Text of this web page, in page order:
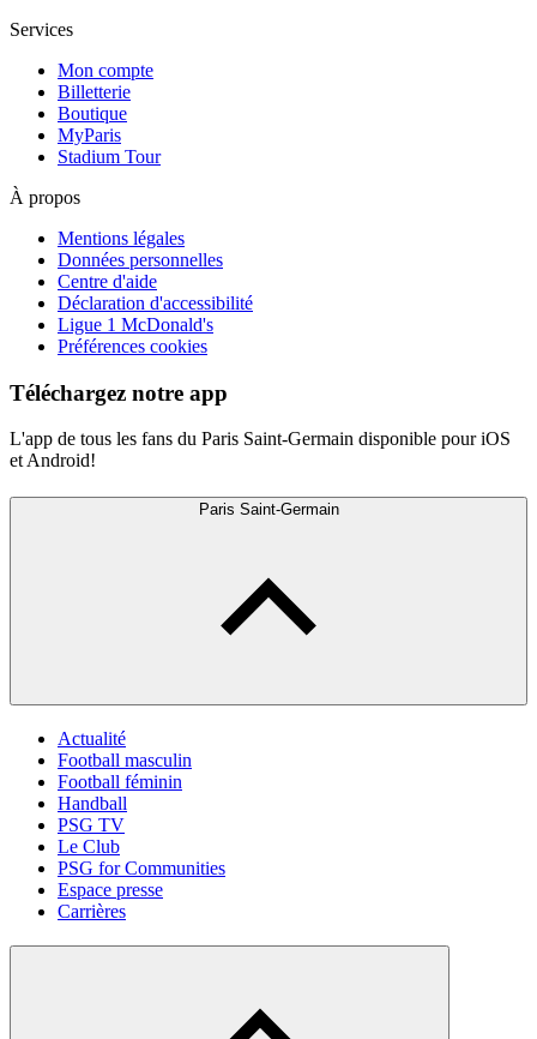
Services
Mon compte
Billetterie
Boutique
MyParis
Stadium Tour
À propos
Mentions légales
Données personnelles
Centre d'aide
Déclaration d'accessibilité
Ligue 1 McDonald's
Préférences cookies
Téléchargez notre app
L'app de tous les fans du Paris Saint-Germain disponible pour iOS
et Android!
Paris Saint-Germain
Actualité
Football masculin
Football féminin
Handball
PSG TV
Le Club
PSG for Communities
Espace presse
Carrières